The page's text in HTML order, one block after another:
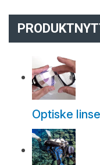
Optiske